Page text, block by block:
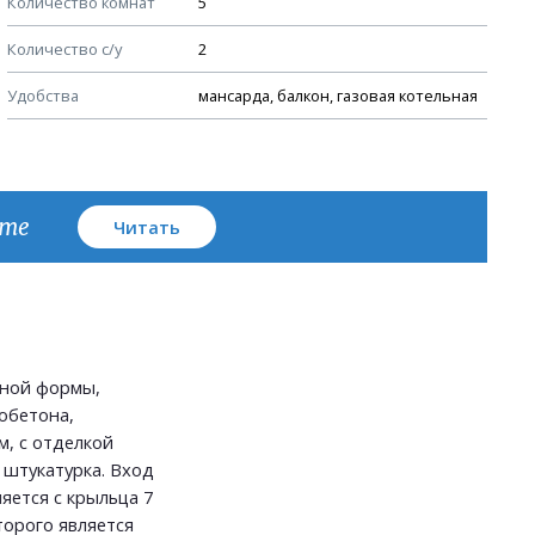
Количество с/у 2
Удобства мансарда, балкон, газовая котельная
План кровли
Читать
формы,
с отделкой
Вход
с крыльца 7
является